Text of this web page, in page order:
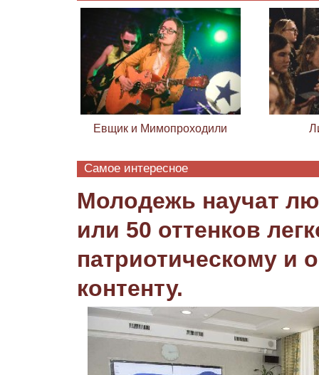
Евщик и Мимопроходили
Самое интересное
Молодежь научат
или 50 оттенков
патриотическому и
контенту.